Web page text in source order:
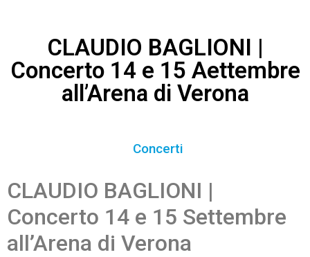
CLAUDIO BAGLIONI |
Concerto 14 e 15 Aettembre
all’Arena di Verona
Concerti
CLAUDIO BAGLIONI |
Concerto 14 e 15 Settembre
all’Arena di Verona